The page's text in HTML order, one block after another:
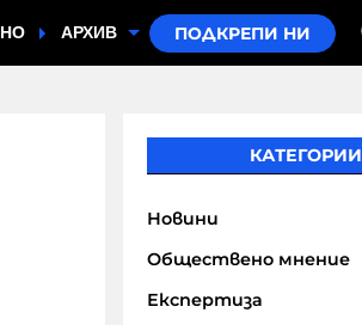
АРХИВ
КАТЕГОРИИ
Новини
Обществено мнение
Експертиза